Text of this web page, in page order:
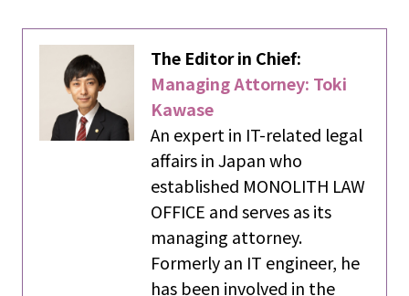
The Editor in Chief:
Managing Attorney: Toki
Kawase
An expert in IT-related legal
affairs in Japan who
established MONOLITH LAW
OFFICE and serves as its
managing attorney.
Formerly an IT engineer, he
has been involved in the